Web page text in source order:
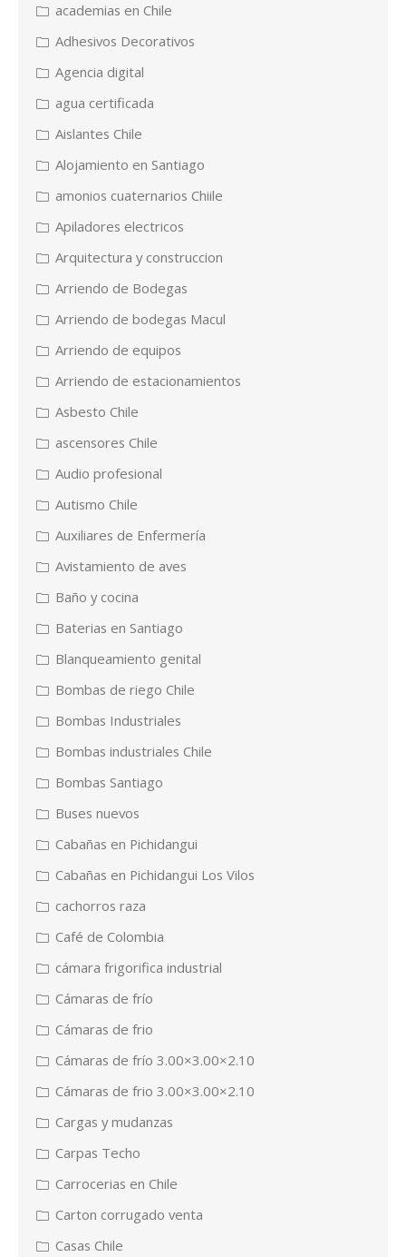
academias en Chile
Adhesivos Decorativos
Agencia digital
agua certificada
Aislantes Chile
Alojamiento en Santiago
amonios cuaternarios Chiile
Apiladores electricos
Arquitectura y construccion
Arriendo de Bodegas
Arriendo de bodegas Macul
Arriendo de equipos
Arriendo de estacionamientos
Asbesto Chile
ascensores Chile
Audio profesional
Autismo Chile
Auxiliares de Enfermería
Avistamiento de aves
Baño y cocina
Baterias en Santiago
Blanqueamiento genital
Bombas de riego Chile
Bombas Industriales
Bombas industriales Chile
Bombas Santiago
Buses nuevos
Cabañas en Pichidangui
Cabañas en Pichidangui Los Vilos
cachorros raza
Café de Colombia
cámara frigorifica industrial
Cámaras de frío
Cámaras de frio
Cámaras de frío 3.00×3.00×2.10
Cámaras de frio 3.00×3.00×2.10
Cargas y mudanzas
Carpas Techo
Carrocerias en Chile
Carton corrugado venta
Casas Chile